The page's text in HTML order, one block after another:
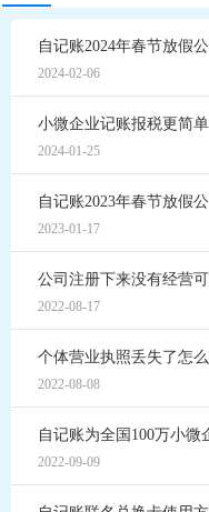
自记账2024年春节放假
2024-02-06
小微企业记账报税更简
2024-01-25
自记账2023年春节放假
2023-01-17
公司注册下来没有经营
2022-08-17
个体营业执照丢失了怎
2022-08-08
2022-09-09